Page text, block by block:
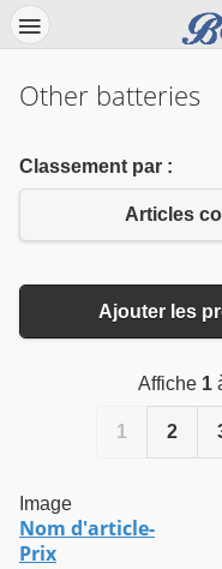
Other batteries
Classement par :
Articles
Ajouter les
Affiche 1
1 2
Image
Nom d'article-
Prix